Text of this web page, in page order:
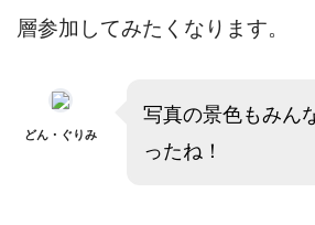
層参加してみたくなります。
どん・ぐりみ
写真の景色もみん
ったね！